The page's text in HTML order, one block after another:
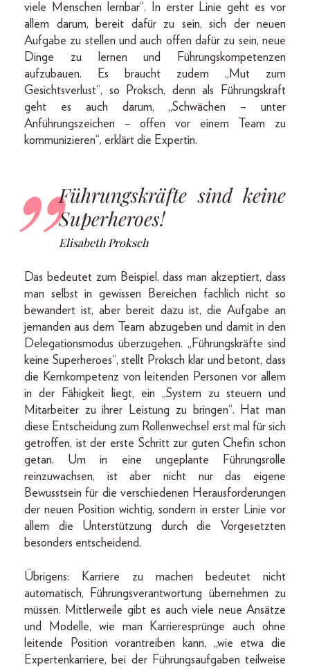
viele Menschen lernbar“. In erster Linie geht es vor
allem darum, bereit dafür zu sein, sich der neuen
Aufgabe zu stellen und auch offen dafür zu sein, neue
Dinge zu lernen und Führungskompetenzen
aufzubauen. Es braucht zudem „Mut zum
Gesichtsverlust“, so Proksch, denn als Führungskraft
geht es auch darum, „Schwächen – unter
Anführungszeichen – offen vor einem Team zu
kommunizieren“, erklärt die Expertin.
Führungskräfte sind keine
Superheroes!
Elisabeth Proksch
Das bedeutet zum Beispiel, dass man akzeptiert, dass
man selbst in gewissen Bereichen fachlich nicht so
bewandert ist, aber bereit dazu ist, die Aufgabe an
jemanden aus dem Team abzugeben und damit in den
Delegationsmodus überzugehen. „Führungskräfte sind
keine Superheroes“, stellt Proksch klar und betont, dass
die Kernkompetenz von leitenden Personen vor allem
in der Fähigkeit liegt, ein „System zu steuern und
Mitarbeiter zu ihrer Leistung zu bringen“. Hat man
diese Entscheidung zum Rollenwechsel erst mal für sich
getroffen, ist der erste Schritt zur guten Chefin schon
getan. Um in eine ungeplante Führungsrolle
reinzuwachsen, ist aber nicht nur das eigene
Bewusstsein für die verschiedenen Herausforderungen
der neuen Position wichtig, sondern in erster Linie vor
allem die Unterstützung durch die Vorgesetzten
besonders entscheidend.
Übrigens: Karriere zu machen bedeutet nicht
automatisch, Führungsverantwortung übernehmen zu
müssen. Mittlerweile gibt es auch viele neue Ansätze
und Modelle, wie man Karrieresprünge auch ohne
leitende Position vorantreiben kann, „wie etwa die
Expertenkarriere, bei der Führungsaufgaben teilweise